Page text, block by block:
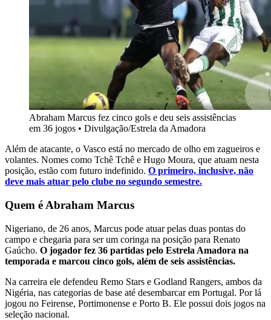
Abraham Marcus fez cinco gols e deu seis assistências
em 36 jogos • Divulgação/Estrela da Amadora
Além de atacante, o Vasco está no mercado de olho em zagueiros e
volantes. Nomes como Tchê Tchê e Hugo Moura, que atuam nesta
posição, estão com futuro indefinido. O primeiro, inclusive, não
deve mais atuar pelo clube no segundo semestre.
Quem é Abraham Marcus
Nigeriano, de 26 anos, Marcus pode atuar pelas duas pontas do
campo e chegaria para ser um coringa na posição para Renato
Gaúcho. O jogador fez 36 partidas pelo Estrela Amadora na
temporada e marcou cinco gols, além de seis assistências.
Na carreira ele defendeu Remo Stars e Godland Rangers, ambos da
Nigéria, nas categorias de base até desembarcar em Portugal. Por lá
jogou no Feirense, Portimonense e Porto B. Ele possui dois jogos na
seleção nacional.